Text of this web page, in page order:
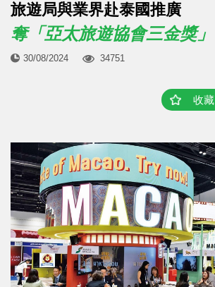
旅遊局與業界赴泰國推廣
奪「亞太旅遊協會三金獎」
30/08/2024 34751
收藏